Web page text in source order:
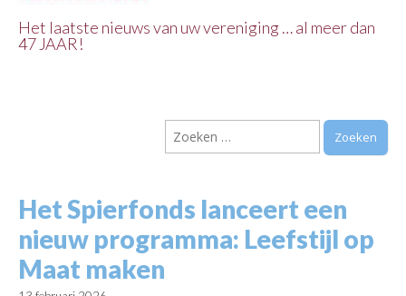
Vereniging
Arnhem e.o.
Het laatste nieuws van uw vereniging … al meer dan
47 JAAR!
Zoeken
naar:
Het Spierfonds lanceert een
nieuw programma: Leefstijl op
Maat maken